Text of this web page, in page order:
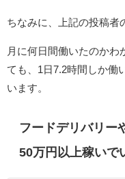
ちなみに、上記の投稿者
月に何日間働いたのかわ
ても、1日7.2時間しか働
います。
フードデリバリー
50万円以上稼いで